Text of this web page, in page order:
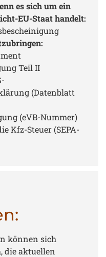
es sich um ein
EU-Staat handelt:
Teil II
(Datenblatt
(eVB-Nummer)
Kfz-Steuer (SEPA-
können sich
die aktuellen